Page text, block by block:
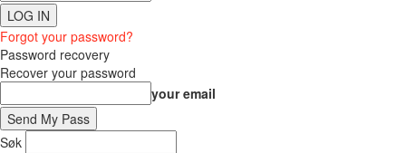
Forgot your password?
Password recovery
Recover your password
your email
Søk